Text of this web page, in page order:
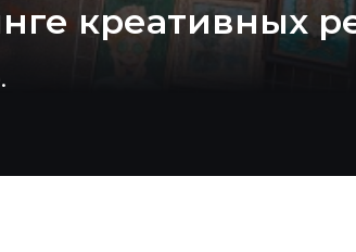
креативных